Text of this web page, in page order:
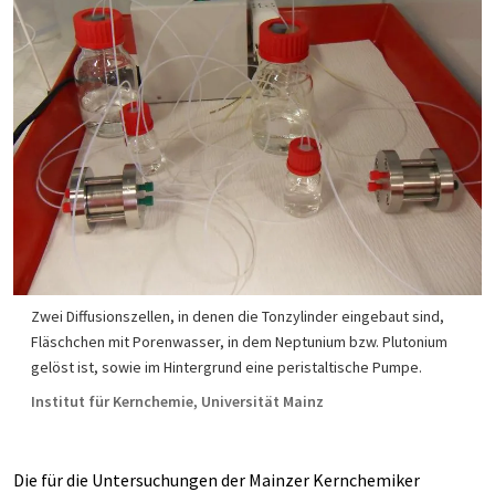
Zwei Diffusionszellen, in denen die Tonzylinder eingebaut sind,
Fläschchen mit Porenwasser, in dem Neptunium bzw. Plutonium
gelöst ist, sowie im Hintergrund eine peristaltische Pumpe.
Institut für Kernchemie, Universität Mainz
Die für die Untersuchungen der Mainzer Kernchemiker